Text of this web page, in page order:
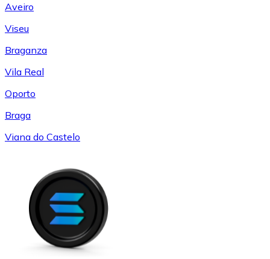
Aveiro
Viseu
Braganza
Vila Real
Oporto
Braga
Viana do Castelo